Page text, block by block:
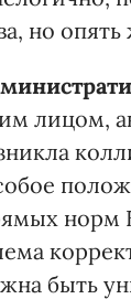
но
лицом,
норм
быть